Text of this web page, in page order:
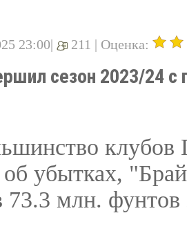
23:00| 211 | Оценка:
сезон 2023/24
клубов
об убытках,
73.3 млн.